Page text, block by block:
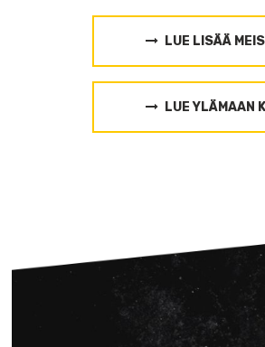
LUE LISÄÄ
LUE YLÄMAAN